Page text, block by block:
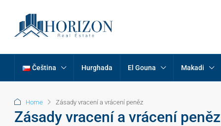
Čeština Hurghada El Gouna Makadi
Home Zásady vracení a vrácení peněz
Zásady vracení a vrácení peněz